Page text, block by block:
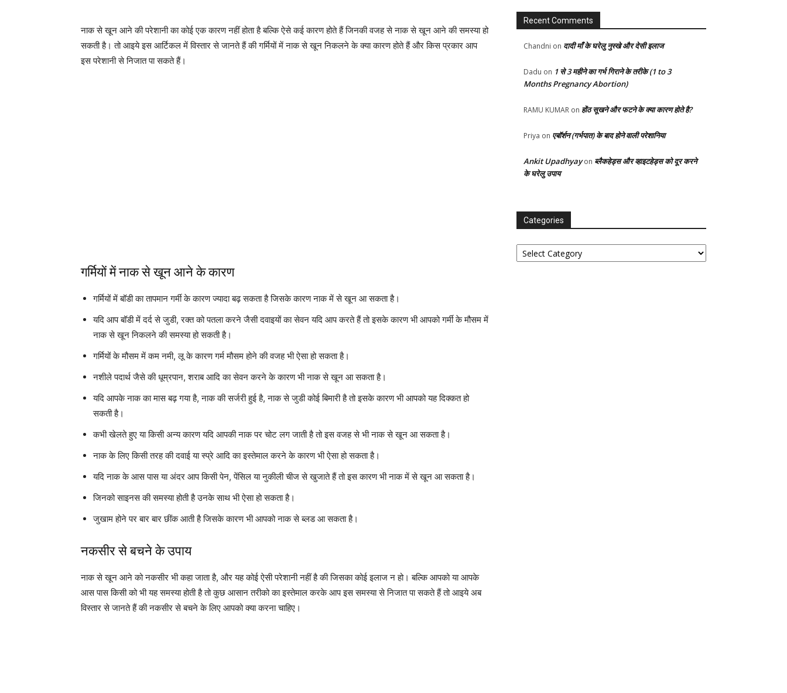
नाक से खून आने की परेशानी का कोई एक कारण नहीं होता है बल्कि ऐसे कई कारण होते हैं जिनकी वजह से नाक से खून आने की समस्या हो
सकती है। तो आइये इस आर्टिकल में विस्तार से जानते हैं की गर्मियों में नाक से खून निकलने के क्या कारण होते हैं और किस प्रकार आप
इस परेशानी से निजात पा सकते हैं।
गर्मियों में नाक से खून आने के कारण
गर्मियों में बॉडी का तापमान गर्मी के कारण ज्यादा बढ़ सकता है जिसके कारण नाक में से खून आ सकता है।
यदि आप बॉडी में दर्द से जुडी, रक्त को पतला करने जैसी दवाइयों का सेवन यदि आप करते हैं तो इसके कारण भी आपको गर्मी के मौसम में
नाक से खून निकलने की समस्या हो सकती है।
गर्मियों के मौसम में कम नमी, लू के कारण गर्म मौसम होने की वजह भी ऐसा हो सकता है।
नशीले पदार्थ जैसे की धूम्रपान, शराब आदि का सेवन करने के कारण भी नाक से खून आ सकता है।
यदि आपके नाक का मास बढ़ गया है, नाक की सर्जरी हुई है, नाक से जुडी कोई बिमारी है तो इसके कारण भी आपको यह दिक्कत हो
सकती है।
कभी खेलते हुए या किसी अन्य कारण यदि आपकी नाक पर चोट लग जाती है तो इस वजह से भी नाक से खून आ सकता है।
नाक के लिए किसी तरह की दवाई या स्प्रे आदि का इस्तेमाल करने के कारण भी ऐसा हो सकता है।
यदि नाक के आस पास या अंदर आप किसी पेन, पेंसिल या नुकीली चीज से खुजाते हैं तो इस कारण भी नाक में से खून आ सकता है।
जिनको साइनस की समस्या होती है उनके साथ भी ऐसा हो सकता है।
जुखाम होने पर बार बार छींक आती है जिसके कारण भी आपको नाक से ब्लड आ सकता है।
नकसीर से बचने के उपाय
नाक से खून आने को नकसीर भी कहा जाता है, और यह कोई ऐसी परेशानी नहीं है की जिसका कोई इलाज न हो। बल्कि आपको या आपके
आस पास किसी को भी यह समस्या होती है तो कुछ आसान तरीको का इस्तेमाल करके आप इस समस्या से निजात पा सकते हैं तो आइये अब
विस्तार से जानते हैं की नकसीर से बचने के लिए आपको क्या करना चाहिए।
Recent Comments
Chandni on दादी माँ के घरेलु नुस्खे और देसी इलाज
Dadu on 1 से 3 महीने का गर्भ गिराने के तरीके (1 to 3
Months Pregnancy Abortion)
RAMU KUMAR on होंठ सूखने और फटने के क्या कारण होते है?
Priya on एबॉर्शन (गर्भपात) के बाद होने वाली परेशानिया
Ankit Upadhyayon ब्लैकहेड्स और व्हाइटहेड्स को दूर करने
के घरेलु उपाय
Categories
Categories